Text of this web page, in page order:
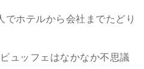
でホテルから会社までたどり
ュッフェはなかなか不思議